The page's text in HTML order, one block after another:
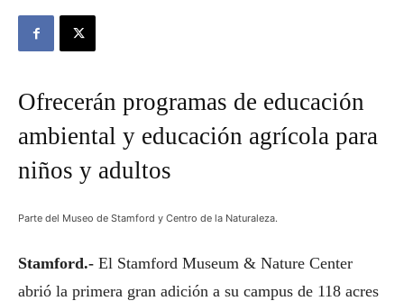
Ofrecerán programas de educación
ambiental y educación agrícola para
niños y adultos
Parte del Museo de Stamford y Centro de la Naturaleza.
Stamford.- El Stamford Museum & Nature Center
abrió la primera gran adición a su campus de 118 acres